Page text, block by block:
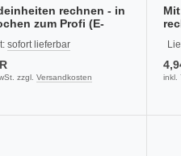
rechnen - in
zum Profi (E-
sofort lieferbar
zzgl.Versandkosten inkl.